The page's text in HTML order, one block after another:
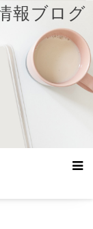
報ブログ